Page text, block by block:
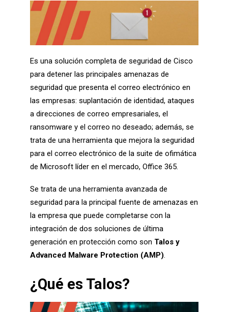
Es una solución completa de seguridad de Cisco
para detener las principales amenazas de
seguridad que presenta el correo electrónico en
las empresas: suplantación de identidad, ataques
a direcciones de correo empresariales, el
ransomware y el correo no deseado; además, se
trata de una herramienta que mejora la seguridad
para el correo electrónico de la suite de ofimática
de Microsoft líder en el mercado, Office 365.
Se trata de una herramienta avanzada de
seguridad para la principal fuente de amenazas en
la empresa que puede completarse con la
integración de dos soluciones de última
generación en protección como son Talos y
Advanced Malware Protection (AMP).
¿Qué es Talos?